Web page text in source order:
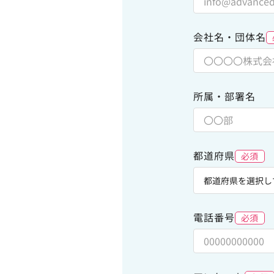
会社名・団体名
所属・部署名
都道府県 必須
電話番号 必須